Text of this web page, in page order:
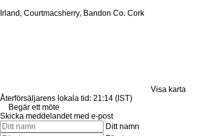
Irland, Courtmacsherry, Bandon Co. Cork
Visa karta
Återförsäljarens lokala tid: 21:14 (IST)
Begär ett möte
Skicka meddelandet med e-post
Ditt namn